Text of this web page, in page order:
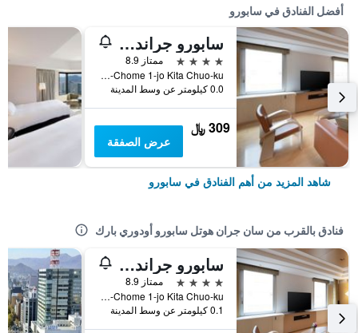
أفضل الفنادق في سابورو
سابورو جراند هوتل
4 نجوم
ممتاز 8.9
Nishi 4-Chome 1-jo Kita Chuo-ku, سابورو, اليابان
0.0 كيلومتر عن وسط المدينة
309 ﷼
عرض الصفقة
شاهد المزيد من أهم الفنادق في سابورو
فنادق بالقرب من سان جران هوتل سابورو أودوري بارك
سابورو جراند هوتل
4 نجوم
ممتاز 8.9
Nishi 4-Chome 1-jo Kita Chuo-ku, سابورو, اليابان
0.1 كيلومتر عن وسط المدينة